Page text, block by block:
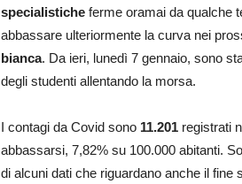
specialistiche ferme oramai da qualche
abbassare ulteriormente la curva nei
bianca. Da ieri, lunedì 7 gennaio, sono
degli studenti allentando la morsa.
I contagi da Covid sono 11.201 registrati
abbassarsi, 7,82% su 100.000 abitanti.
di alcuni dati che riguardano anche il